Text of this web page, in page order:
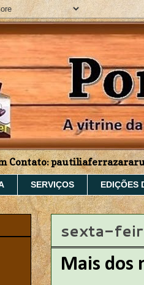
Contato:
SERVIÇOS EDIÇÕES
sexta-
Mais dos